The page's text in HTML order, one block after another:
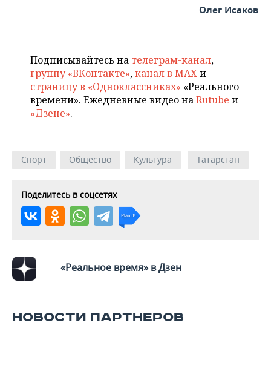
Олег Исаков
Подписывайтесь на телеграм-канал,
группу «ВКонтакте»,канал в MAXи
страницу в «Одноклассниках» «Реального
времени». Ежедневные видео наRutube и
«Дзене».
Спорт Общество Культура Татарстан
Поделитесь в соцсетях
«Реальное время» в Дзен
НОВОСТИ ПАРТНЕРОВ